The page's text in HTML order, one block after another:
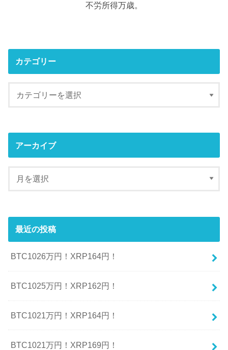
不労所得万歳。
カテゴリー
アーカイブ
最近の投稿
BTC1026万円！XRP164円！
BTC1025万円！XRP162円！
BTC1021万円！XRP164円！
BTC1021万円！XRP169円！